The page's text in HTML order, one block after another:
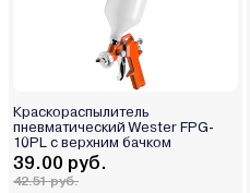
Краскораспылитель
пневматический Wester FPG-
10PL с верхним бачком
39.00 руб.
42.51 руб.